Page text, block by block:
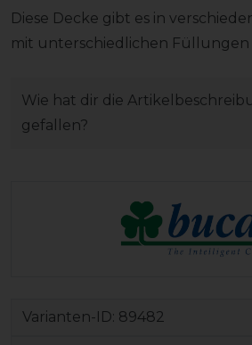
Diese Decke gibt es in
mit unterschiedlichen Füllungen
Wie hat dir die
gefallen?
Varianten-ID: 89482